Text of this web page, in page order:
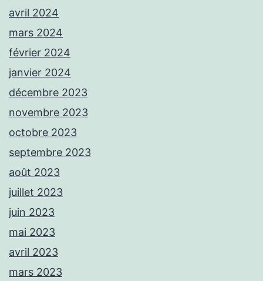
avril 2024
mars 2024
février 2024
janvier 2024
décembre 2023
novembre 2023
octobre 2023
septembre 2023
août 2023
juillet 2023
juin 2023
mai 2023
avril 2023
mars 2023